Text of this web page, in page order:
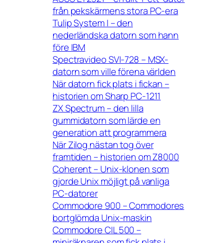
från pekskärmens stora PC-era
Tulip System I – den
nederländska datorn som hann
före IBM
Spectravideo SVI-728 – MSX-
datorn som ville förena världen
När datorn fick plats i fickan –
historien om Sharp PC-1211
ZX Spectrum – den lilla
gummidatorn som lärde en
generation att programmera
När Zilog nästan tog över
framtiden – historien om Z8000
Coherent – Unix-klonen som
gjorde Unix möjligt på vanliga
PC-datorer
Commodore 900 – Commodores
bortglömda Unix-maskin
Commodore CIL 500 –